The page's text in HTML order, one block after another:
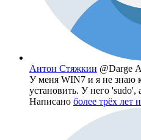
Антон Стяжкин @Darge
У меня WIN7 и я не знаю
установить. У него 'sudo',
Написано более трёх лет